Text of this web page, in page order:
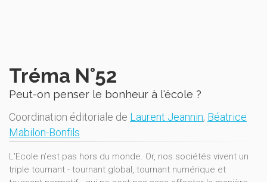
Tréma N°52
Peut-on penser le bonheur à l'école ?
Coordination éditoriale de Laurent Jeannin, Béatrice
Mabilon-Bonfils
L'Ecole n’est pas hors du monde. Or, nos sociétés vivent un
triple tournant - tournant global, tournant numérique et